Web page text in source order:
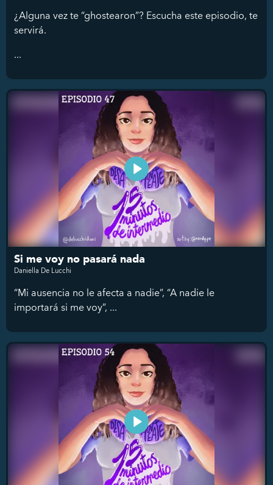
¿Alguna vez te “ghostearon”? Escucha este episodio, te
servirá.
...
Si me voy no pasará nada
Daniella De Lucchi
“Mi ausencia no le afecta a nadie”, “A nadie le
importará si me voy”, ...